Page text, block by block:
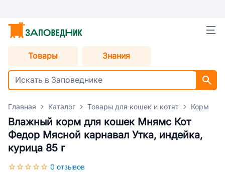
Товары Знания
Главная Каталог Товары для кошек и котят Корм
Влажный корм для кошек Мнямс Кот
Федор Мясной карнавал Утка, индейка,
курица 85 г
0 отзывов